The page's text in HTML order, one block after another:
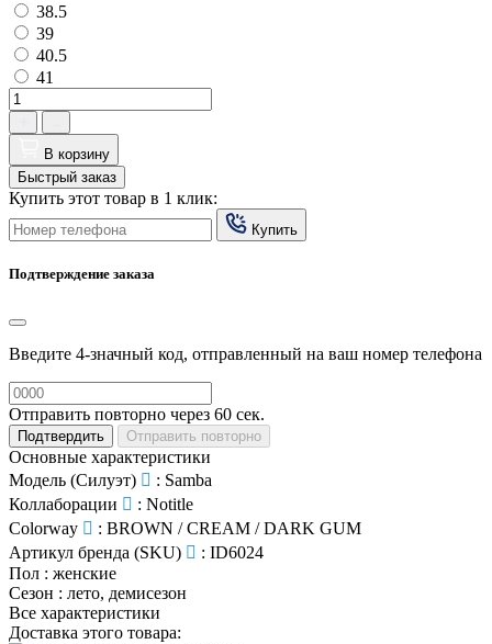
38.5
39
40.5
41
В корзину
Быстрый заказ
Купить этот товар в 1 клик:
Купить
Подтверждение заказа
Введите 4-значный код, отправленный на ваш номер телефона
Отправить повторно через 60 сек.
Подтвердить Отправить повторно
Основные характеристики
Модель (Силуэт)
: Samba
Коллаборации
: Notitle
Colorway
: BROWN / CREAM / DARK GUM
Артикул бренда (SKU)
: ID6024
Пол : женские
Сезон : лето, демисезон
Все характеристики
Доставка этого товара: